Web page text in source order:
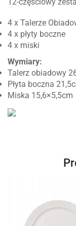
12-częściowy
4 x Talerze
4 x płyty boczne
4 x miski
Wymiary:
Talerz obiadowy
Płyta boczna
Miska 15,6×5,5cm